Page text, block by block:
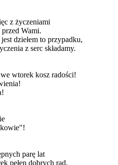
z życzeniami
Wami.
dziełem to przypadku,
z serc składamy.
wtorek kosz radości!
parę lat
pełen dobrych rad.